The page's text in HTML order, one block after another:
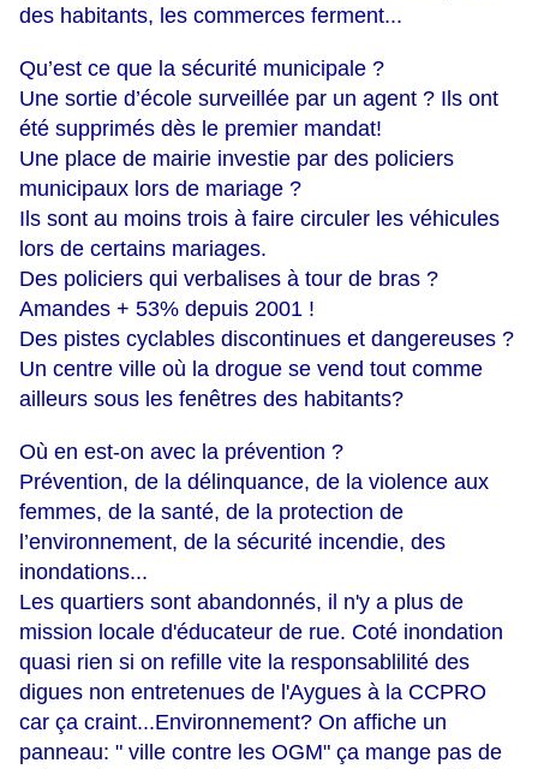
des habitants, les commerces ferment...
Qu’est ce que la sécurité municipale ?
Une sortie d’école surveillée par un agent ? Ils ont
été supprimés dès le premier mandat!
Une place de mairie investie par des policiers
municipaux lors de mariage ?
Ils sont au moins trois à faire circuler les véhicules
lors de certains mariages.
Des policiers qui verbalises à tour de bras ?
Amandes + 53% depuis 2001 !
Des pistes cyclables discontinues et dangereuses ?
Un centre ville où la drogue se vend tout comme
ailleurs sous les fenêtres des habitants?
Où en est-on avec la prévention ?
Prévention, de la délinquance, de la violence aux
femmes, de la santé, de la protection de
l’environnement, de la sécurité incendie, des
inondations...
Les quartiers sont abandonnés, il n'y a plus de
mission locale d'éducateur de rue. Coté inondation
quasi rien si on refille vite la responsablilité des
digues non entretenues de l'Aygues à la CCPRO
car ça craint...Environnement? On affiche un
panneau: " ville contre les OGM" ça mange pas de